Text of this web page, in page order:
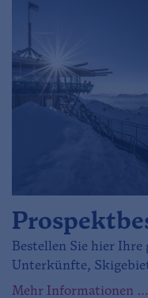
Bestellen Sie hier Ihre
Unterkünfte,
Mehr Informationen …